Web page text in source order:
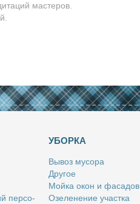
мастеров.
пер­со­
УБОРКА
Вы­воз му­со­ра
Дру­гое
Мой­ка окон и фа­са­дов
Озе­ле­не­ние участ­ка